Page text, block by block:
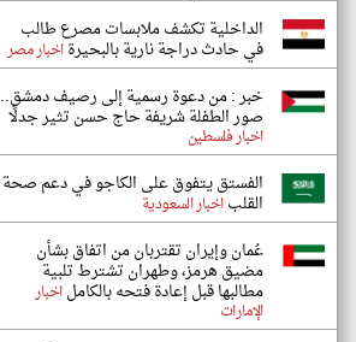
الداخلية تكشف ملابسات مصرع طالب
في حادث دراجة نارية بالبحيرةاخبار مصر
خبر : من دعوة رسمية إلى رصيف دمشق..
صور الطفلة شريفة حاج حسن تثير جدلًا
اخبار فلسطين
الفستق يتفوق على الكاجو في دعم صحة
القلباخبار السعودية
عُمان وإيران تقتربان من اتفاق بشأن
مضيق هرمز، وطهران تشترط تلبية
مطالبها قبل إعادة فتحه بالكاملاخبار
الإمارات